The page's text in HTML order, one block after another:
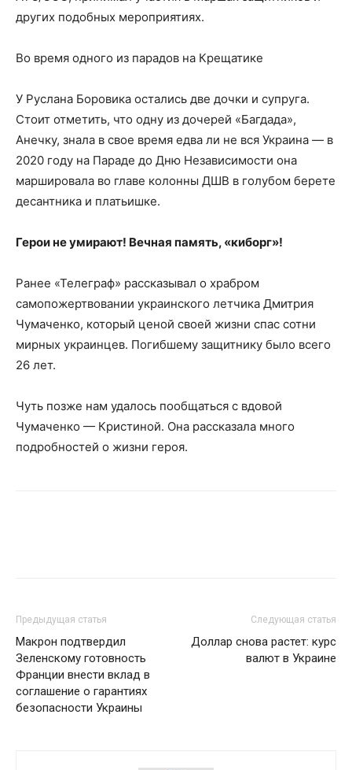
других подобных мероприятиях.
Во время одного из парадов на Крещатике
У Руслана Боровика остались две дочки и супруга.
Стоит отметить, что одну из дочерей «Багдада»,
Анечку, знала в свое время едва ли не вся Украина — в
2020 году на Параде до Дню Независимости она
маршировала во главе колонны ДШВ в голубом берете
десантника и платьишке.
Герои не умирают! Вечная память, «киборг»!
Ранее «Телеграф» рассказывал о храбром
самопожертвовании украинского летчика Дмитрия
Чумаченко, который ценой своей жизни спас сотни
мирных украинцев. Погибшему защитнику было всего
26 лет.
Чуть позже нам удалось пообщаться с вдовой
Чумаченко — Кристиной. Она рассказала много
подробностей о жизни героя.
Предыдущая статья
Макрон подтвердил
Зеленскому готовность
Франции внести вклад в
соглашение о гарантиях
безопасности Украины
Следующая статья
Доллар снова растет: курс
валют в Украине